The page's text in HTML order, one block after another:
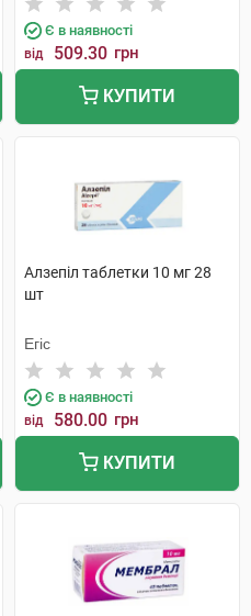
Є в наявності
від 509.30 грн
КУПИТИ
Алзепіл таблетки 10 мг 28
шт
Егіс
Є в наявності
від 580.00 грн
КУПИТИ